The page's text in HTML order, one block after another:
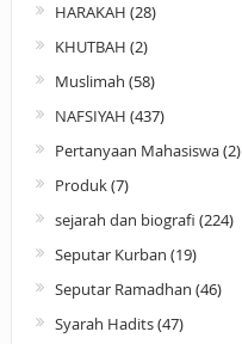
HARAKAH (28)
KHUTBAH (2)
Muslimah (58)
NAFSIYAH (437)
Pertanyaan Mahasiswa(2)
Produk(7)
sejarah dan biografi (224)
Seputar Kurban (19)
Seputar Ramadhan (46)
Syarah Hadits(47)